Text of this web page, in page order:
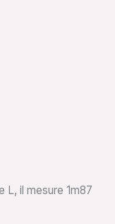
L, il mesure 1m87